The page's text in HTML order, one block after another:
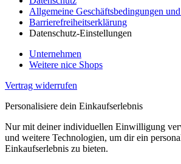
Allgemeine Geschäftsbedingungen
Barrierefreiheitserklärung
Datenschutz-Einstellungen
Unternehmen
Weitere nice Shops
Vertrag widerrufen
Personalisiere dein Einkaufserlebnis
Nur mit deiner individuellen Einwilligung
und weitere Technologien, um dir ein
Einkaufserlebnis zu bieten.